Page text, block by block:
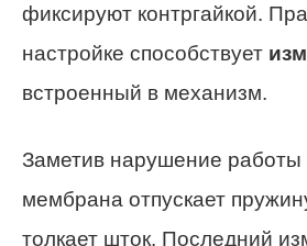
фиксируют контргайкой.
настройке способствует
встроенный в механизм.
Заметив нарушение работы
мембрана отпускает
толкает шток. Последний